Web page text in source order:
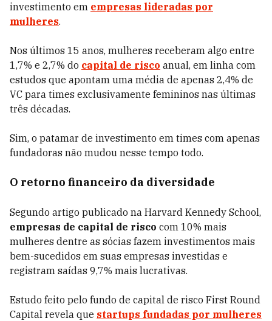
investimento em empresas lideradas por
mulheres.
Nos últimos 15 anos, mulheres receberam algo entre
1,7% e 2,7% do capital de risco anual, em linha com
estudos que apontam uma média de apenas 2,4% de
VC para times exclusivamente femininos nas últimas
três décadas.
Sim, o patamar de investimento em times com apenas
fundadoras não mudou nesse tempo todo.
O retorno financeiro da diversidade
Segundo artigo publicado na Harvard Kennedy School,
empresas de capital de risco com 10% mais
mulheres dentre as sócias fazem investimentos mais
bem-sucedidos em suas empresas investidas e
registram saídas 9,7% mais lucrativas.
Estudo feito pelo fundo de capital de risco First Round
Capital revela que startups fundadas por mulheres